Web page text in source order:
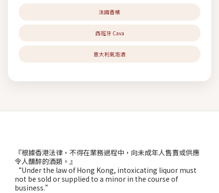
法國香檳
西班牙 Cava
意大利氣泡酒
『根據香港法律，不得在業務過程中，向未成年人售賣或供應
令人醺醉的酒類。』
“Under the law of Hong Kong, intoxicating liquor must
not be sold or supplied to a minor in the course of
business.”